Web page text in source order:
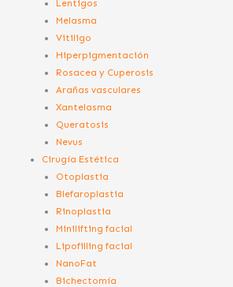
Lentigos
Melasma
Vitiligo
Hiperpigmentación
Rosacea y Cuperosis
Arañas vasculares
Xantelasma
Queratosis
Nevus
Cirugía Estética
Otoplastia
Blefaroplastia
Rinoplastia
Minilifting facial
Lipofilling facial
NanoFat
Bichectomía